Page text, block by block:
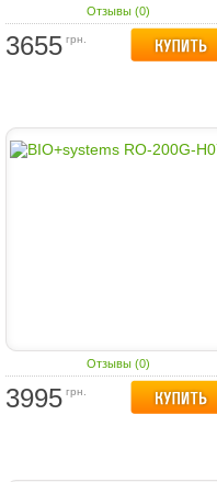
Отзывы (0)
3655 грн.
Отзывы (0)
3995 грн.